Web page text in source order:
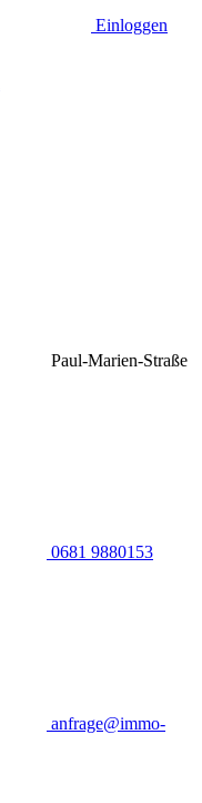
Einloggen
Paul-Marien-Straße
0681 9880153
anfrage@immo-